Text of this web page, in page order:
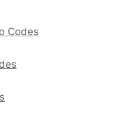
Codes